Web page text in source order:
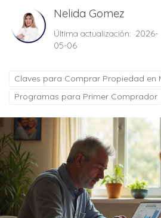
Nelida Gomez
Última actualización: 2026-
05-06
Claves para Comprar Propiedad en
Programas para Primer Comprador